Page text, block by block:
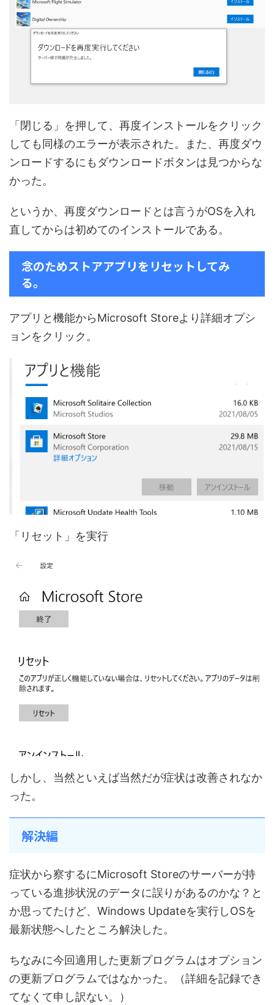
「閉じる」を押して、再度インストールをクリック
しても同様のエラーが表示された。また、再度ダウ
ンロードするにもダウンロードボタンは見つからな
かった。
というか、再度ダウンロードとは言うがOSを入れ
直してからは初めてのインストールである。
念のためストアアプリをリセットしてみ
る。
アプリと機能からMicrosoft Storeより詳細オプシ
ョンをクリック。
「リセット」を実行
しかし、当然といえば当然だが症状は改善されなか
った。
解決編
症状から察するにMicrosoft Storeのサーバーが持
っている進捗状況のデータに誤りがあるのかな？と
か思ってたけど、Windows Updateを実行しOSを
最新状態へしたところ解決した。
ちなみに今回適用した更新プログラムはオプション
の更新プログラムではなかった。（詳細を記録でき
てなくて申し訳ない。）